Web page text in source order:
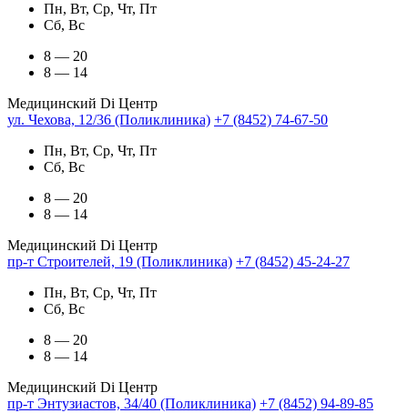
Пн, Вт, Ср, Чт, Пт
Сб, Вс
8 — 20
8 — 14
Медицинский Di Центр
ул. Чехова, 12/36 (Поликлиника) +7 (8452) 74-67-50
Пн, Вт, Ср, Чт, Пт
Сб, Вс
8 — 20
8 — 14
Медицинский Di Центр
пр-т Строителей, 19 (Поликлиника) +7 (8452) 45-24-27
Пн, Вт, Ср, Чт, Пт
Сб, Вс
8 — 20
8 — 14
Медицинский Di Центр
пр-т Энтузиастов, 34/40 (Поликлиника) +7 (8452) 94-89-85